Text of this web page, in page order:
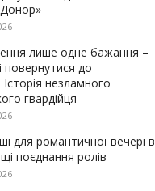
лише одне бажання –
повернутися до
незламного
гвардійця
для романтичної вечері в
поєднання ролів